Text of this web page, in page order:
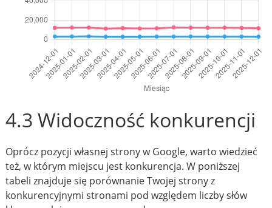
4.3 Widoczność konkurencji
Oprócz pozycji własnej strony w Google, warto wiedzieć
też, w którym miejscu jest konkurencja. W poniższej
tabeli znajduje się porównanie Twojej strony z
konkurencyjnymi stronami pod względem liczby słów